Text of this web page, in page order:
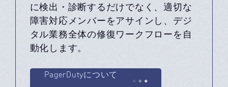
に検出・診断するだけでなく、適切な
障害対応メンバーをアサインし、デジ
タル業務全体の修復ワークフローを自
動化します。
PagerDutyについて